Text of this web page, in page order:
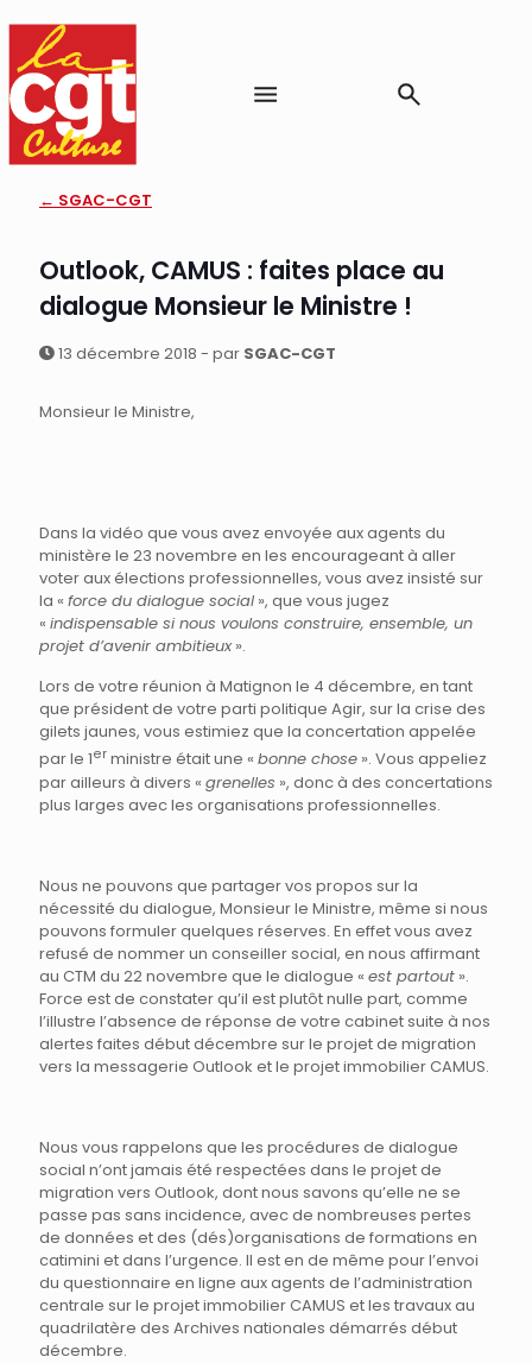
← SGAC-CGT
Outlook, CAMUS : faites place au
dialogue Monsieur le Ministre !
13 décembre 2018 - par SGAC-CGT
Monsieur le Ministre,
Dans la vidéo que vous avez envoyée aux agents du
ministère le 23 novembre en les encourageant à aller
voter aux élections professionnelles, vous avez insisté sur
la « force du dialogue social », que vous jugez
« indispensable si nous voulons construire, ensemble, un
projet d’avenir ambitieux».
Lors de votre réunion à Matignon le 4 décembre, en tant
que président de votre parti politique Agir, sur la crise des
gilets jaunes, vous estimiez que la concertation appelée
par le 1er ministre était une « bonne chose ». Vous appeliez
par ailleurs à divers « grenelles », donc à des concertations
plus larges avec les organisations professionnelles.
Nous ne pouvons que partager vos propos sur la
nécessité du dialogue, Monsieur le Ministre, même si nous
pouvons formuler quelques réserves. En effet vous avez
refusé de nommer un conseiller social, en nous affirmant
au CTM du 22 novembre que le dialogue « est partout ».
Force est de constater qu’il est plutôt nulle part, comme
l’illustre l’absence de réponse de votre cabinet suite à nos
alertes faites début décembre sur le projet de migration
vers la messagerie Outlook et le projet immobilier CAMUS.
Nous vous rappelons que les procédures de dialogue
social n’ont jamais été respectées dans le projet de
migration vers Outlook, dont nous savons qu’elle ne se
passe pas sans incidence, avec de nombreuses pertes
de données et des (dés)organisations de formations en
catimini et dans l’urgence. Il est en de même pour l’envoi
du questionnaire en ligne aux agents de l’administration
centrale sur le projet immobilier CAMUS et les travaux au
quadrilatère des Archives nationales démarrés début
décembre.